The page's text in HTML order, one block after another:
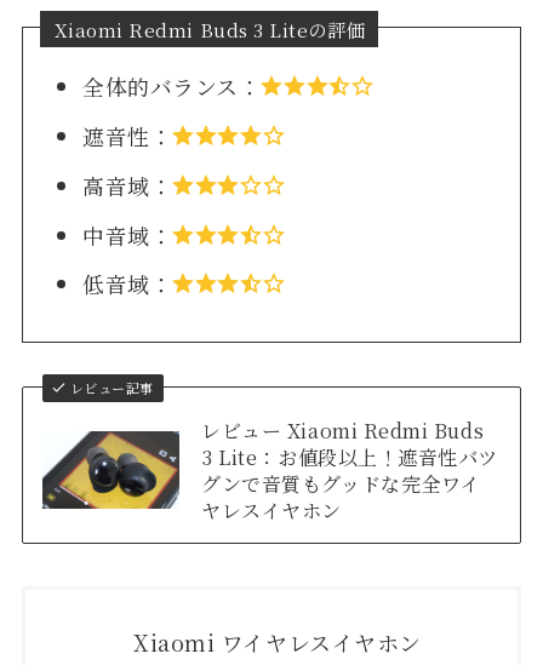
Xiaomi Redmi Buds 3 Liteの評価
全体的バランス：
遮音性：
高音域：
中音域：
低音域：
レビュー記事
レビュー Xiaomi Redmi Buds
3 Lite：お値段以上！遮音性バツ
グンで音質もグッドな完全ワイ
ヤレスイヤホン
Xiaomi ワイヤレスイヤホン